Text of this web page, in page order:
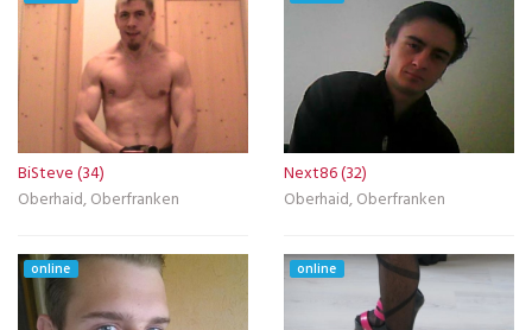
BiSteve (34)
Oberhaid, Oberfranken
Next86 (32)
Oberhaid, Oberfranken
online online